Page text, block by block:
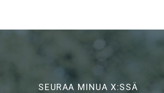
SEURAA MINUA X:SSÄ